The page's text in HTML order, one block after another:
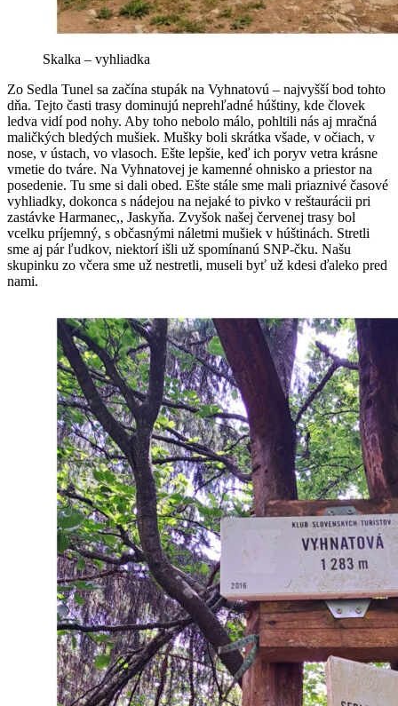
Skalka – vyhliadka
Zo Sedla Tunel sa začína stupák na Vyhnatovú – najvyšší bod tohto
dňa. Tejto časti trasy dominujú neprehľadné húštiny, kde človek
ledva vidí pod nohy. Aby toho nebolo málo, pohltili nás aj mračná
maličkých bledých mušiek. Mušky boli skrátka všade, v očiach, v
nose, v ústach, vo vlasoch. Ešte lepšie, keď ich poryv vetra krásne
vmetie do tváre. Na Vyhnatovej je kamenné ohnisko a priestor na
posedenie. Tu sme si dali obed. Ešte stále sme mali priaznivé časové
vyhliadky, dokonca s nádejou na nejaké to pivko v reštaurácii pri
zastávke Harmanec,, Jaskyňa. Zvyšok našej červenej trasy bol
vcelku príjemný, s občasnými náletmi mušiek v húštinách. Stretli
sme aj pár ľudkov, niektorí išli už spomínanú SNP-čku. Našu
skupinku zo včera sme už nestretli, museli byť už kdesi ďaleko pred
nami.